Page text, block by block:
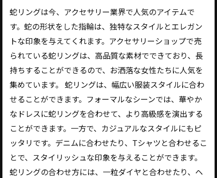
蛇リングは今、アクセサリー業界で人気のアイテムで
す。蛇の形状をした指輪は、独特なスタイルとエレガン
トな印象を与えてくれます。アクセサリーショップで売
られている蛇リングは、高品質な素材でできており、長
持ちすることができるので、お洒落な女性たちに人気を
集めています。 蛇リングは、幅広い服装スタイルに合わ
せることができます。フォーマルなシーンでは、華やか
なドレスに蛇リングを合わせて、より高級感を演出する
ことができます。一方で、カジュアルなスタイルにもピ
ッタリです。デニムに合わせたり、Tシャツと合わせるこ
とで、スタイリッシュな印象を与えることができます。
蛇リングの合わせ方には、一粒ダイヤと合わせたり、ヘ